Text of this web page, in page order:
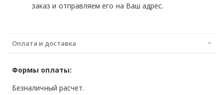
заказ и отправляем его на Ваш адрес.
Оплата и доставка
Формы оплаты:
Безналичный расчет.